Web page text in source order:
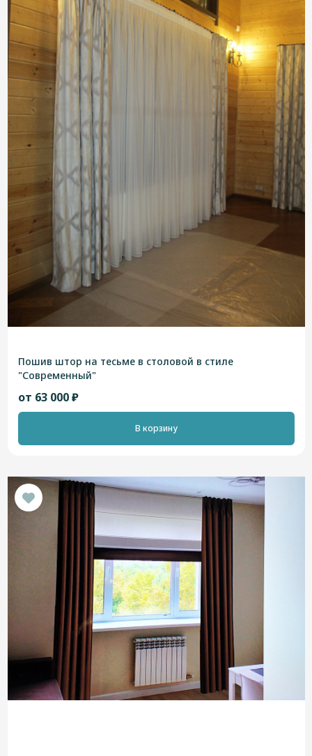
Пошив штор на тесьме в столовой в стиле
"Современный"
от 63 000 ₽
В корзину